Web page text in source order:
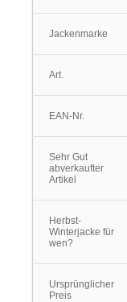
Jackenmarke
Art.
EAN-Nr.
Sehr Gut
abverkaufter
Artikel
Herbst-
Winterjacke für
wen?
Ursprünglicher
Preis